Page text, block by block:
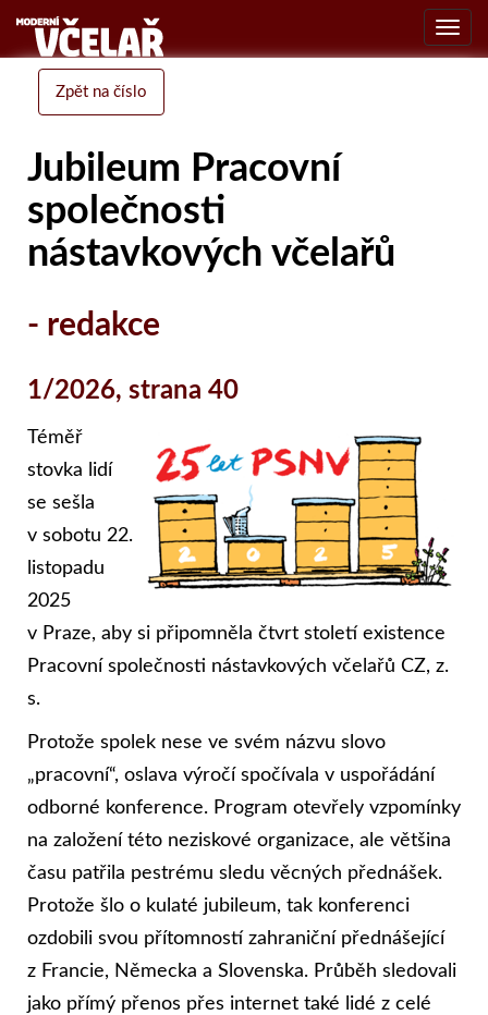
Zpět na číslo
Jubileum Pracovní
společnosti
nástavkových včelařů
- redakce
1/2026, strana 40
Téměř
stovka lidí
se sešla
v sobotu 22.
listopadu
2025
v Praze, aby si připomněla čtvrt století existence
Pracovní společnosti nástavkových včelařů CZ, z.
s.
Protože spolek nese ve svém názvu slovo
„pracovní“, oslava výročí spočívala v uspořádání
odborné konference. Program otevřely vzpomínky
na založení této neziskové organizace, ale většina
času patřila pestrému sledu věcných přednášek.
Protože šlo o kulaté jubileum, tak konferenci
ozdobili svou přítomností zahraniční přednášející
z Francie, Německa a Slovenska. Průběh sledovali
jako přímý přenos přes internet také lidé z celé